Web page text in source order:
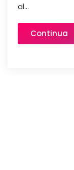
al...
Continua